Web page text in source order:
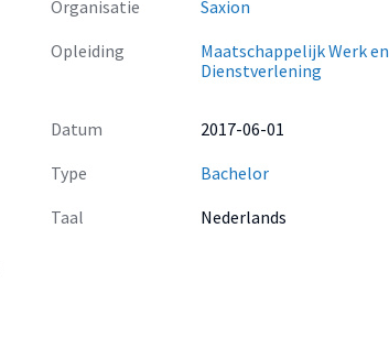
Organisatie
Saxion
Opleiding
Maatschappelijk Werk en
Dienstverlening
Datum
2017-06-01
Type
Bachelor
Taal
Nederlands